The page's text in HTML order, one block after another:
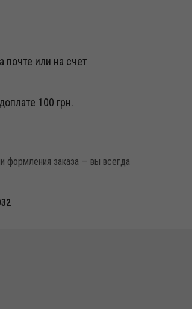
почте или на счет
100 грн.
формления заказа — вы всегда